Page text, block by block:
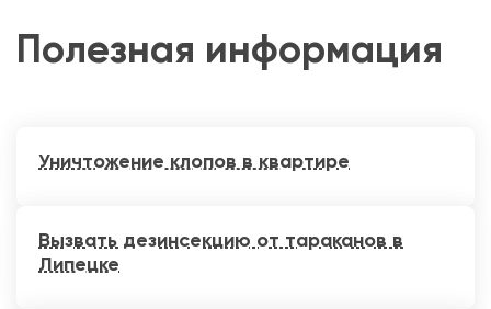
Полезная информация
Уничтожение клопов в квартире
Вызвать дезинсекцию от тараканов в
Липецке